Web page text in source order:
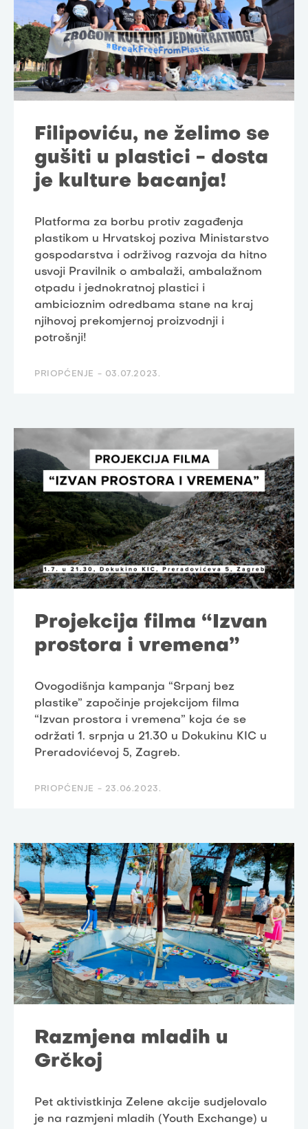
Filipoviću, ne želimo se
gušiti u plastici - dosta
je kulture bacanja!
Platforma za borbu protiv zagađenja
plastikom u Hrvatskoj poziva Ministarstvo
gospodarstva i održivog razvoja da hitno
usvoji Pravilnik o ambalaži, ambalažnom
otpadu i jednokratnoj plastici i
ambicioznim odredbama stane na kraj
njihovoj prekomjernoj proizvodnji i
potrošnji!
PRIOPĆENJE - 03.07.2023.
Projekcija filma “Izvan
prostora i vremena”
Ovogodišnja kampanja “Srpanj bez
plastike” započinje projekcijom filma
“Izvan prostora i vremena” koja će se
održati 1. srpnja u 21.30 u Dokukinu KIC u
Preradovićevoj 5, Zagreb.
PRIOPĆENJE - 23.06.2023.
Razmjena mladih u
Grčkoj
Pet aktivistkinja Zelene akcije sudjelovalo
je na razmjeni mladih (Youth Exchange) u